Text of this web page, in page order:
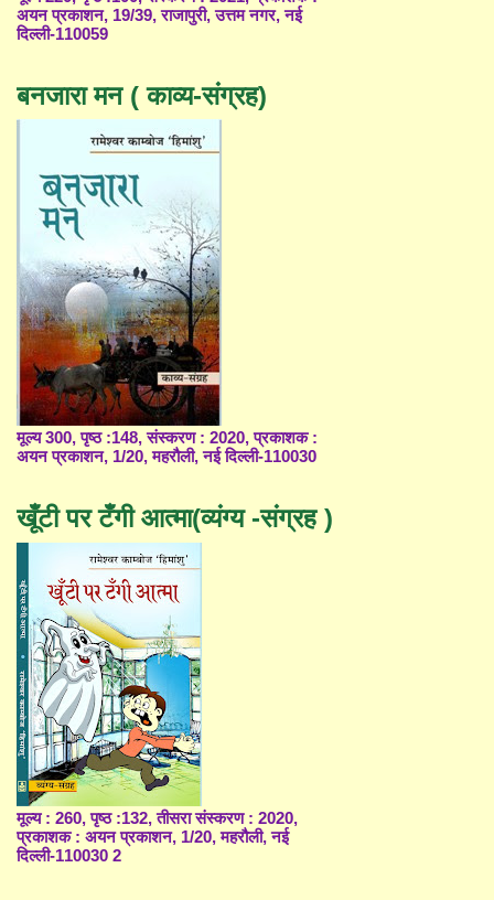
अयन प्रकाशन, 19/39, राजापुरी, उत्तम नगर, नई
दिल्ली-110059
बनजारा मन ( काव्य-संग्रह)
मूल्य 300, पृष्ठ :148, संस्करण : 2020, प्रकाशक :
अयन प्रकाशन, 1/20, महरौली, नई दिल्ली-110030
खूँटी पर टँगी आत्मा(व्यंग्य -संग्रह )
मूल्य : 260, पृष्ठ :132, तीसरा संस्करण : 2020,
प्रकाशक : अयन प्रकाशन, 1/20, महरौली, नई
दिल्ली-110030 2